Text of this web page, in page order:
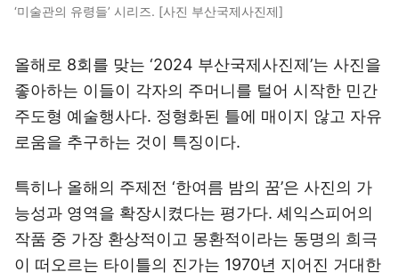
‘미술관의 유령들’ 시리즈. [사진 부산국제사진제]
올해로 8회를 맞는 ‘2024 부산국제사진제’는 사진을
좋아하는 이들이 각자의 주머니를 털어 시작한 민간
주도형 예술행사다. 정형화된 틀에 매이지 않고 자유
로움을 추구하는 것이 특징이다.
특히나 올해의 주제전 ‘한여름 밤의 꿈’은 사진의 가
능성과 영역을 확장시켰다는 평가다. 셰익스피어의
작품 중 가장 환상적이고 몽환적이라는 동명의 희극
이 떠오르는 타이틀의 진가는 1970년 지어진 거대한